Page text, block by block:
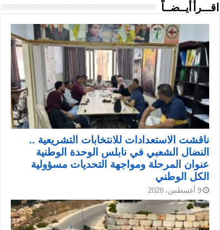
اقـــرأ أيــضــاً
ناقشت الاستعدادات للانتخابات التشريعية ..
النضال الشعبي في نابلس الوحدة الوطنية
عنوان المرحلة ومواجهة التحديات مسؤولية
الكل الوطني
9 أغسطس، 2026